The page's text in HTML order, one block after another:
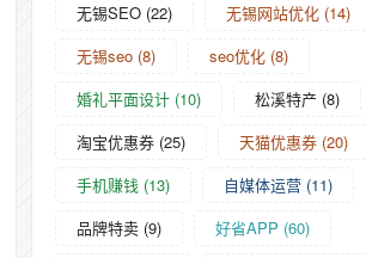
无锡SEO (22) 无锡网站优化 (14)
无锡seo (8) seo优化 (8)
婚礼平面设计 (10) 松溪特产 (8)
淘宝优惠券 (25) 天猫优惠券 (20)
手机赚钱 (13) 自媒体运营 (11)
品牌特卖 (9) 好省APP (60)